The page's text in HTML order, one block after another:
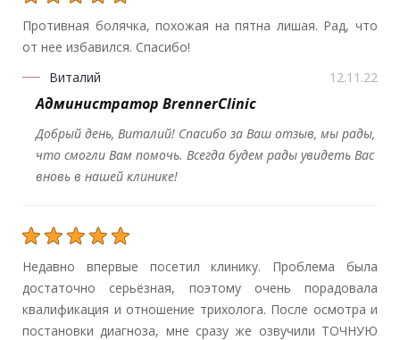
Противная болячка, похожая на пятна лишая. Рад, что
от нее избавился. Спасибо!
Виталий
12.11.22
Администратор BrennerClinic
Добрый день, Виталий! Спасибо за Ваш отзыв, мы рады,
что смогли Вам помочь. Всегда будем рады увидеть Вас
вновь в нашей клинике!
Недавно впервые посетил клинику. Проблема была
достаточно серьёзная, поэтому очень порадовала
квалификация и отношение трихолога. После осмотра и
постановки диагноза, мне сразу же озвучили ТОЧНУЮ